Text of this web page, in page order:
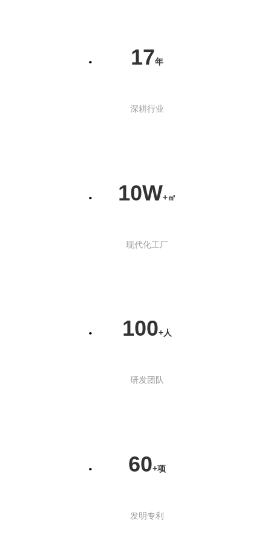
17年
深耕行业
10W+㎡
现代化工厂
100+人
研发团队
60+项
发明专利